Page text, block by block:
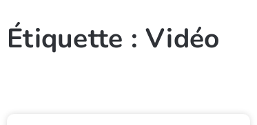
Étiquette : Vidéo